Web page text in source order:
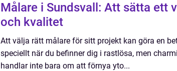
Målare i Sundsvall: Att sätta ett
och kvalitet
Att välja rätt målare för sitt projekt kan göra en
speciellt när du befinner dig i rastlösa, men
handlar inte bara om att förnya yto...